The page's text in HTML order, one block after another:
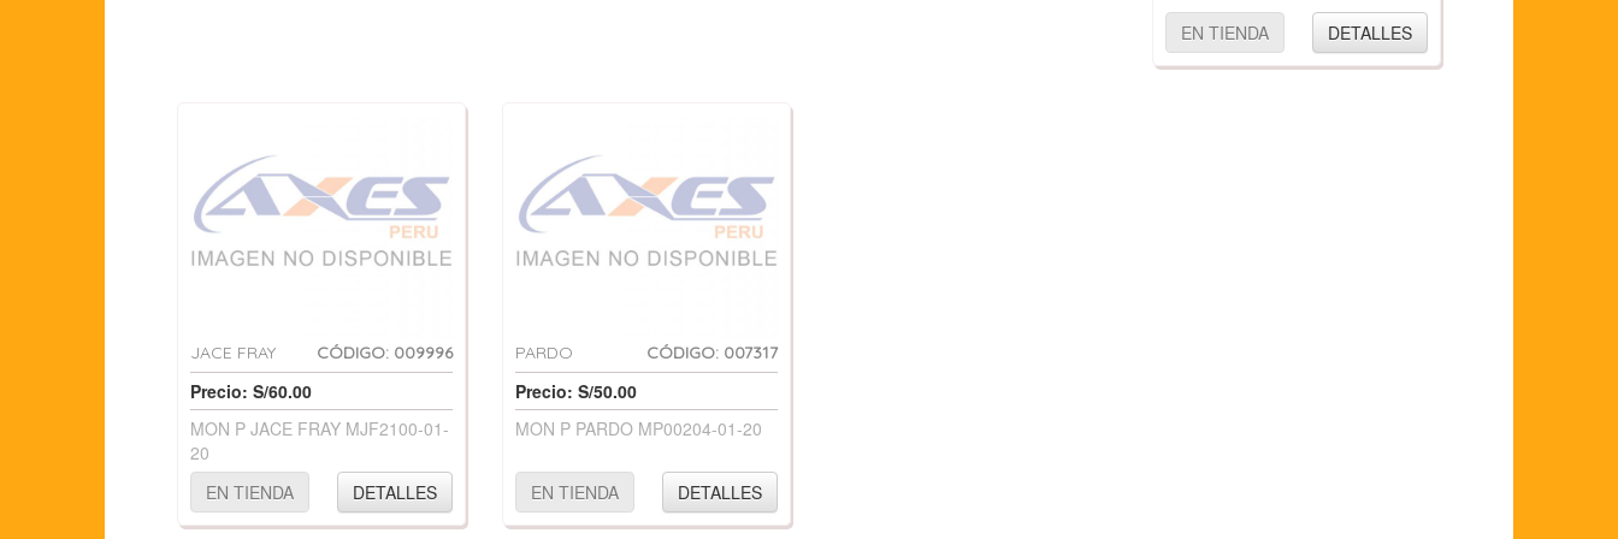
EN TIENDA
DETALLES
JACE FRAY CÓDIGO: 009996
Precio: S/60.00
MON P JACE FRAY MJF2100-01-
20
EN TIENDA
DETALLES
PARDO CÓDIGO: 007317
Precio: S/50.00
MON P PARDO MP00204-01-20
EN TIENDA DETALLES